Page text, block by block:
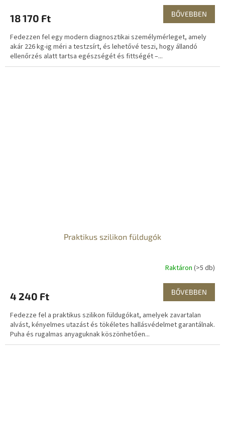
18 170 Ft BŐVEBBEN
Fedezzen fel egy modern diagnosztikai személymérleget, amely
akár 226 kg-ig méri a testzsírt, és lehetővé teszi, hogy állandó
ellenőrzés alatt tartsa egészségét és fittségét –...
Praktikus szilikon füldugók
Raktáron (>5 db)
4 240 Ft BŐVEBBEN
Fedezze fel a praktikus szilikon füldugókat, amelyek zavartalan
alvást, kényelmes utazást és tökéletes hallásvédelmet garantálnak.
Puha és rugalmas anyaguknak köszönhetően...